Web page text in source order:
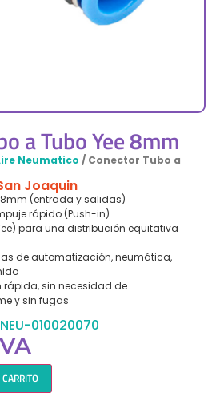
a Tubo Yee 8mm
Neumatico / Conector Tubo a
Joaquin
8mm (entrada y salidas)
rápido (Push-in)
para una distribución equitativa
de automatización, neumática,
rápida, sin necesidad de
y sin fugas
010020070